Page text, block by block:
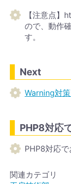
【注意点】
ので、動作
す。
Next
Warning対
PHP8対応
PHP8対応
関連カテゴリ